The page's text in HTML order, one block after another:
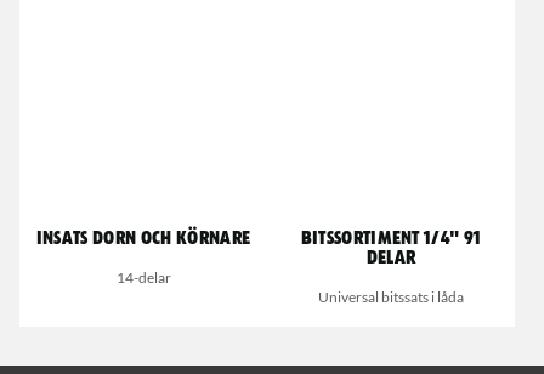
Insats dorn och körnare
14-delar
Bitssortiment 1/4" 91
delar
Universal bitssats i låda